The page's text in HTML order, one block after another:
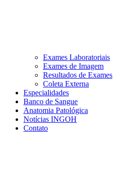
Exames Laboratoriais
Exames de Imagem
Resultados de Exames
Coleta Externa
Especialidades
Banco de Sangue
Anatomia Patológica
Notícias INGOH
Contato